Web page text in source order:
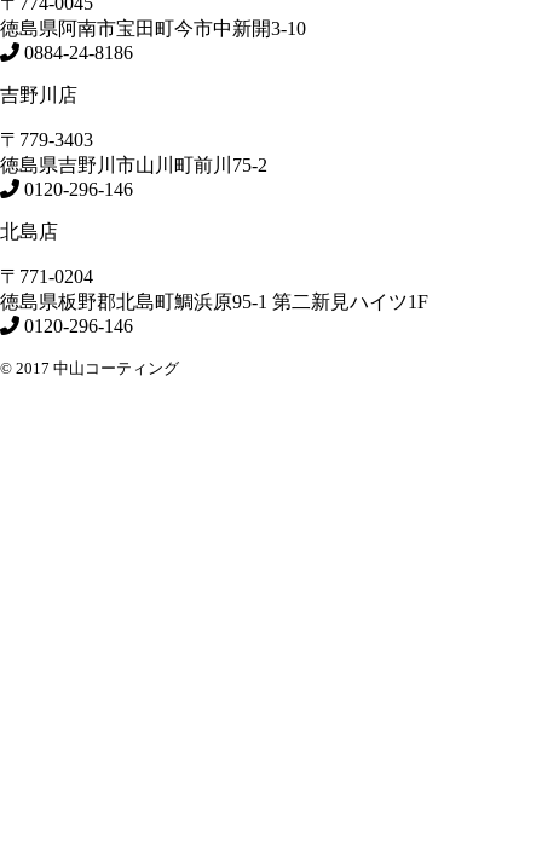
徳島県阿南市宝田町今市中新開3-10
0884-24-8186
吉野川店
〒779-3403
徳島県吉野川市山川町前川75-2
0120-296-146
北島店
〒771-0204
徳島県板野郡北島町鯛浜原95-1 第二新見ハイツ1F
0120-296-146
© 2017 中山コーティング